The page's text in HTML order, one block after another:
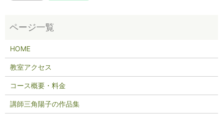
HOME
教室アクセス
コース概要・料金
講師三角陽子の作品集